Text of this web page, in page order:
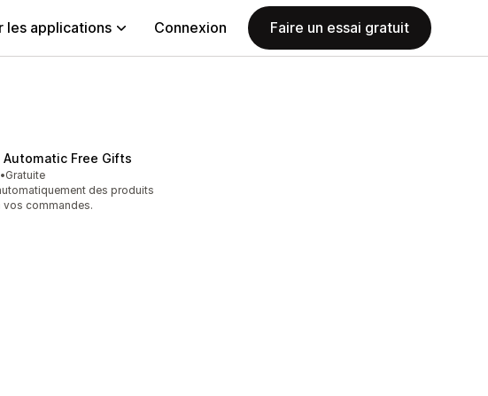
les applications Connexion Faire un essai gratuit
Automatic Free Gifts
sur 5
total
•Gratuite
des produits
vos commandes.